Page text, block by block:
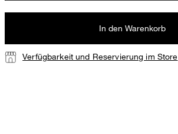
In den Warenkorb
Verfügbarkeit und Reservierung im Store